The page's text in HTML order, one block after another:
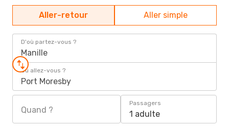
Aller-retour Aller simple
D'où partez-vous ?
Manille
Où allez-vous ?
Port Moresby
Quand ?
Passagers
1 adulte